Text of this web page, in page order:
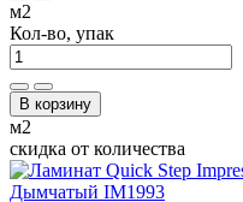
м2
Кол-во, упак
В корзину
м2
скидка от количества